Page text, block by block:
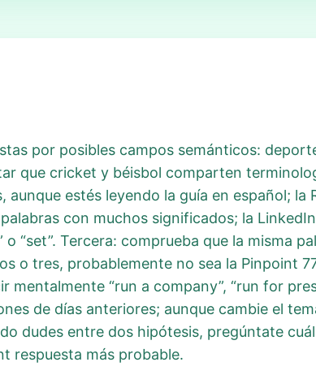
por posibles campos semánticos:
que cricket y béisbol comparten
estés leyendo la guía en español; la
con muchos significados; la
“set”. Tercera: comprueba que la misma
o tres, probablemente no sea la Pinpoint
“run a company”, “run for
de días anteriores; aunque cambie el
dudes entre dos hipótesis, pregúntate
respuesta más probable.